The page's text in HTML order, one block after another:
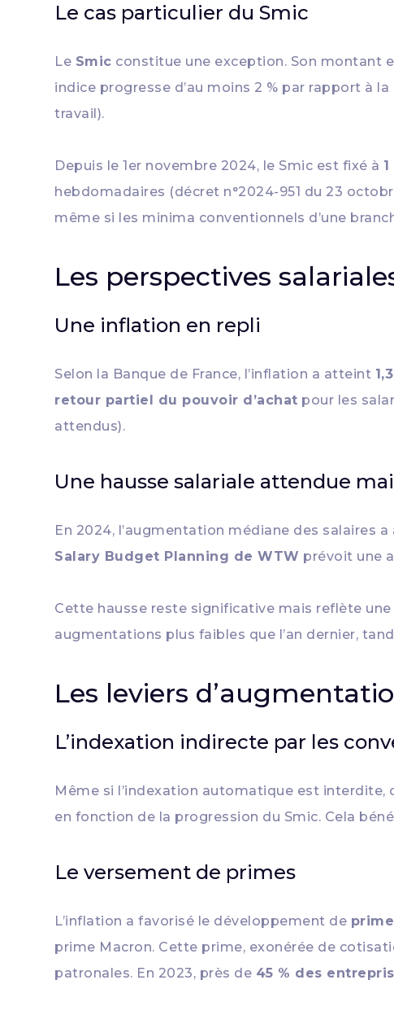
Le cas particulier du Smic
Le Smic constitue une exception. Son montant
indice progresse d’au moins 2 % par rapport à
travail).
Depuis le 1er novembre 2024, le Smic est fixé à
hebdomadaires (décret n°2024-951 du 23
même si les minima conventionnels d’une
Les perspectives
Une inflation en repli
Selon la Banque de France, l’inflation a atteint
retour partiel du pouvoir d’achat pour les
attendus).
Une hausse salariale attendue
En 2024, l’augmentation médiane des salaires
Salary Budget Planning de WTW prévoit une
Cette hausse reste significative mais reflète une
augmentations plus faibles que l’an dernier,
Les leviers
L’indexation indirecte par les
Même si l’indexation automatique est interdite,
en fonction de la progression du Smic. Cela
Le versement de primes
L’inflation a favorisé le développement de
prime Macron. Cette prime, exonérée de
patronales. En 2023, près de 45 % des